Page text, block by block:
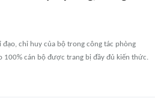
chỉ huy của bộ trong công tác phòng
100% cán bộ được trang bị đầy đủ kiến thức.